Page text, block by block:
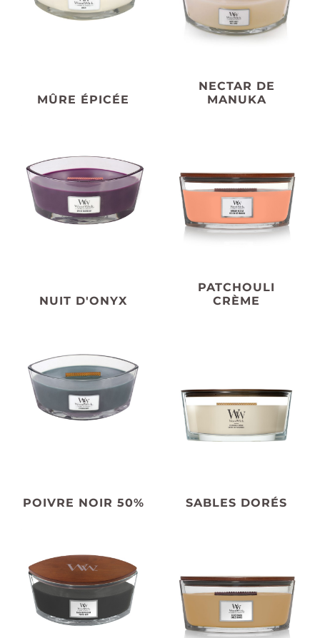
MÛRE ÉPICÉE
NECTAR DE
MANUKA
NUIT D'ONYX
PATCHOULI
CRÈME
POIVRE NOIR 50% SABLES DORÉS